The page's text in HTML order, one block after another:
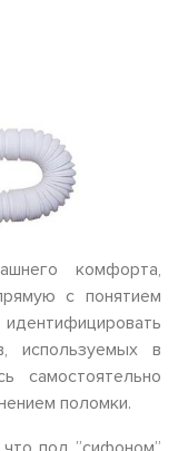
комфорта,
с понятием
используемых в
самостоятельно
поломки.